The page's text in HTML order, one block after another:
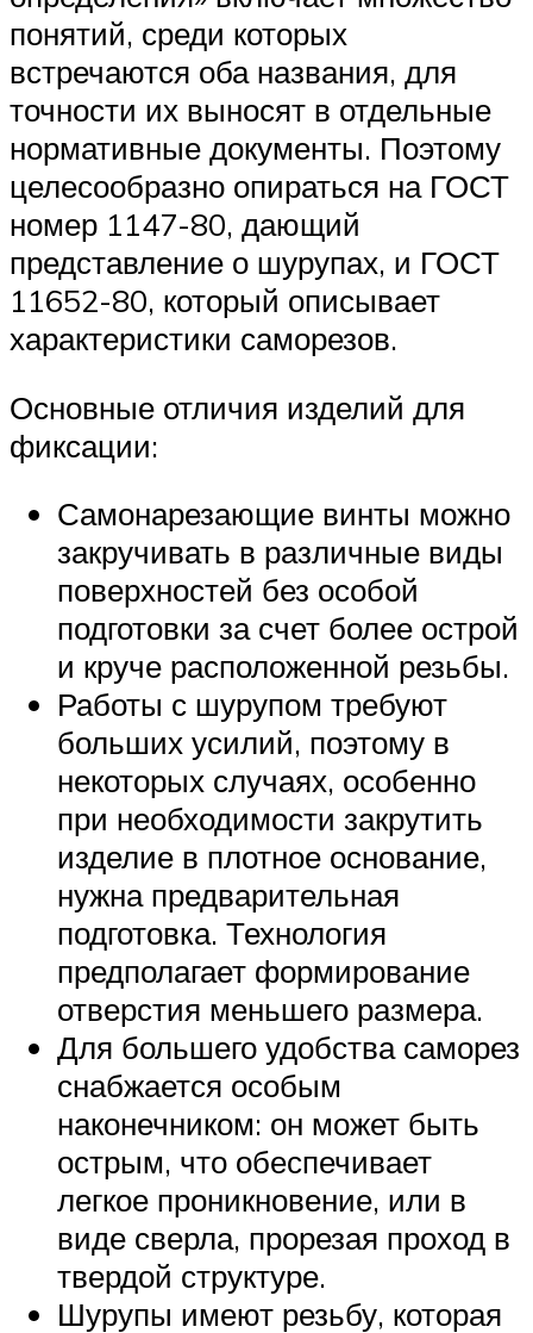
понятий, среди которых
встречаются оба названия, для
точности их выносят в отдельные
нормативные документы. Поэтому
целесообразно опираться на ГОСТ
номер 1147-80, дающий
представление о шурупах, и ГОСТ
11652-80, который описывает
характеристики саморезов.
Основные отличия изделий для
фиксации:
Самонарезающие винты можно
закручивать в различные виды
поверхностей без особой
подготовки за счет более острой
и круче расположенной резьбы.
Работы с шурупом требуют
больших усилий, поэтому в
некоторых случаях, особенно
при необходимости закрутить
изделие в плотное основание,
нужна предварительная
подготовка. Технология
предполагает формирование
отверстия меньшего размера.
Для большего удобства саморез
снабжается особым
наконечником: он может быть
острым, что обеспечивает
легкое проникновение, или в
виде сверла, прорезая проход в
твердой структуре.
Шурупы имеют резьбу, которая